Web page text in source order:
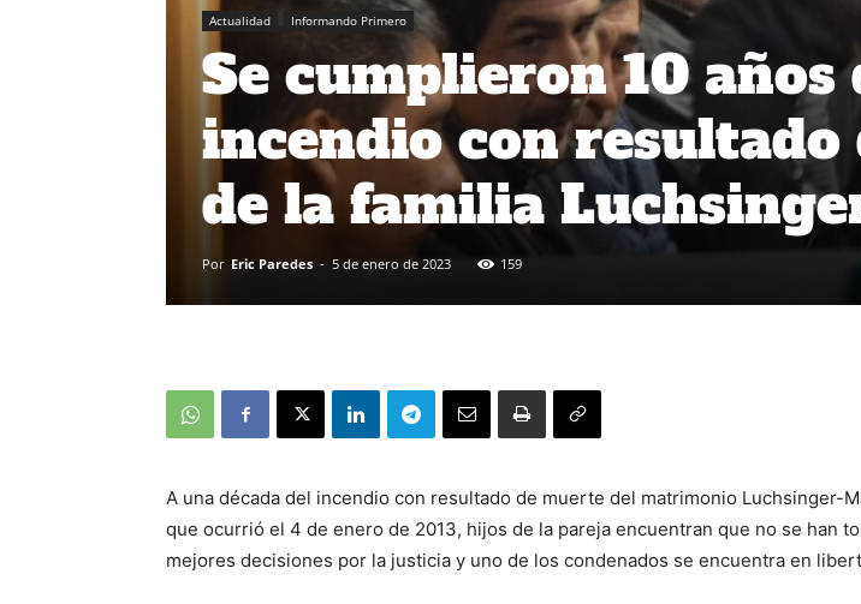
Actualidad Informando Primero
Se cumplieron 10 años
incendio con resultado
de la familia
Por Eric Paredes - 5 de enero de 2023 159
A una década del incendio con resultado de muerte del matrimonio Luchsinger-
que ocurrió el 4 de enero de 2013, hijos de la pareja encuentran que no se han
mejores decisiones por la justicia y uno de los condenados se encuentra en